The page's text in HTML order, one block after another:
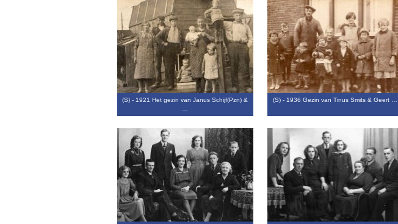
(S) - 1921 Het gezin van Janus Schijf(Pzn) &
(S) - 1936 Gezin van Tinus Smits & Geert …